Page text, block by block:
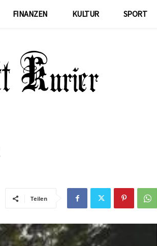
FINANZEN KULTUR SPORT
Teilen